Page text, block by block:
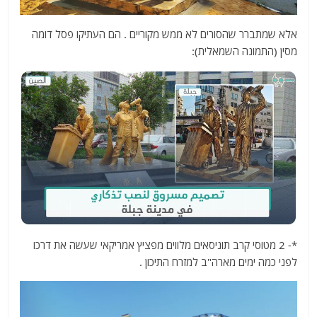
אלא שמתברר שהסורים לא ממש מקוריים . הם העתיקו פסל דומה
מסין (התמונה השמאלית):
*- 2 מטוסי קרב תוניסאים מלווים מפציץ אמריקאי שעשה את דרכו
לפני כמה ימים מארה"ב למזרח התיכון .